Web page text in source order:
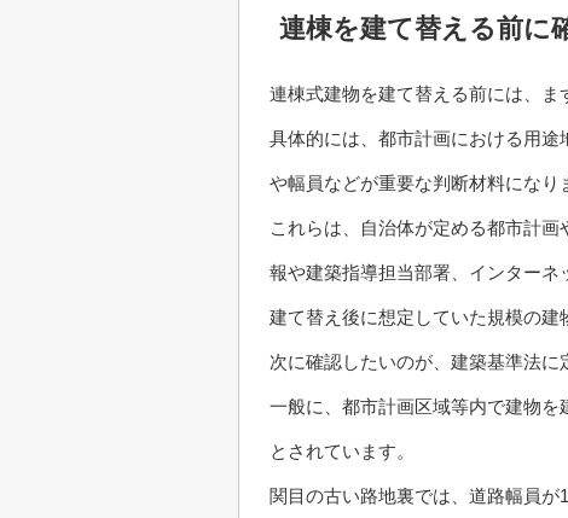
連棟を建て替える前に
連棟式建物を建て替える前には、ま
具体的には、都市計画における用
や幅員などが重要な判断材料になり
これらは、自治体が定める都市計
報や建築指導担当部署、インターネ
建て替え後に想定していた規模の建
次に確認したいのが、建築基準法に
一般に、都市計画区域等内で建物
とされています。
関目の古い路地裏では、道路幅員